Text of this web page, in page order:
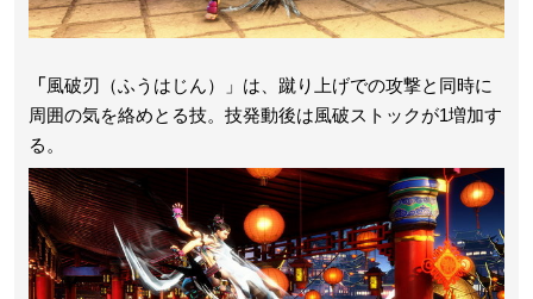
「風破刃（ふうはじん）」は、蹴り上げでの攻撃と同時に
周囲の気を絡めとる技。技発動後は風破ストックが1増加す
る。